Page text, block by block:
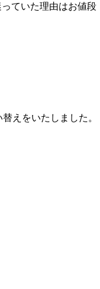
ていた理由はお値
えをいたしました